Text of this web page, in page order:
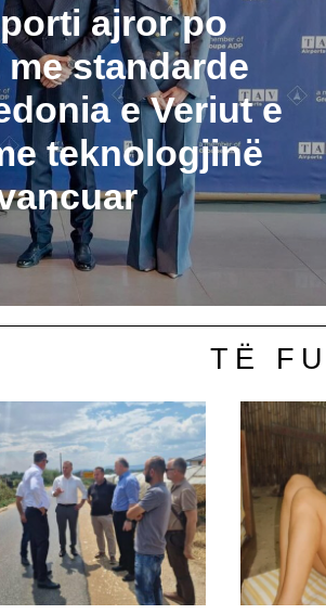
ajror po
standarde
e Veriut e
teknologjinë
TË